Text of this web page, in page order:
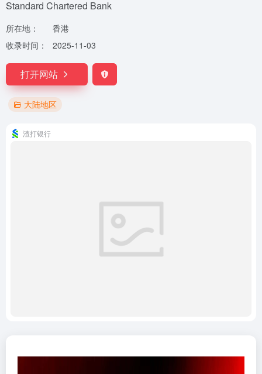
Standard Chartered Bank
所在地：
香港
收录时间：
2025-11-03
打开网站
大陆地区
渣打银行